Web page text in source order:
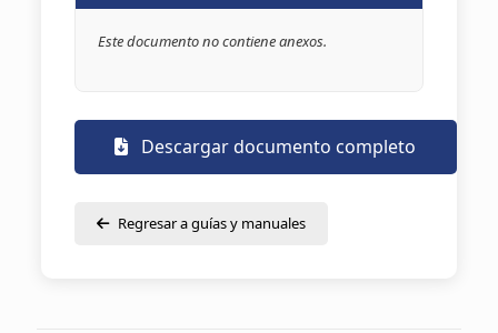
Este documento no contiene anexos.
Descargar documento completo
Regresar a guías y manuales